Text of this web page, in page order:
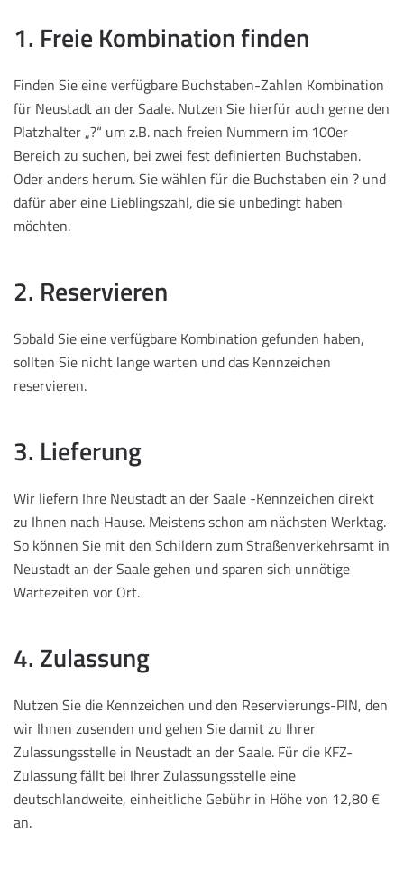
1. Freie Kombination finden
Finden Sie eine verfügbare Buchstaben-Zahlen Kombination
für Neustadt an der Saale. Nutzen Sie hierfür auch gerne den
Platzhalter „?“ um z.B. nach freien Nummern im 100er
Bereich zu suchen, bei zwei fest definierten Buchstaben.
Oder anders herum. Sie wählen für die Buchstaben ein ? und
dafür aber eine Lieblingszahl, die sie unbedingt haben
möchten.
2. Reservieren
Sobald Sie eine verfügbare Kombination gefunden haben,
sollten Sie nicht lange warten und das Kennzeichen
reservieren.
3. Lieferung
Wir liefern Ihre Neustadt an der Saale -Kennzeichen direkt
zu Ihnen nach Hause. Meistens schon am nächsten Werktag.
So können Sie mit den Schildern zum Straßenverkehrsamt in
Neustadt an der Saale gehen und sparen sich unnötige
Wartezeiten vor Ort.
4. Zulassung
Nutzen Sie die Kennzeichen und den Reservierungs-PIN, den
wir Ihnen zusenden und gehen Sie damit zu Ihrer
Zulassungsstelle in Neustadt an der Saale. Für die KFZ-
Zulassung fällt bei Ihrer Zulassungsstelle eine
deutschlandweite, einheitliche Gebühr in Höhe von 12,80 €
an.